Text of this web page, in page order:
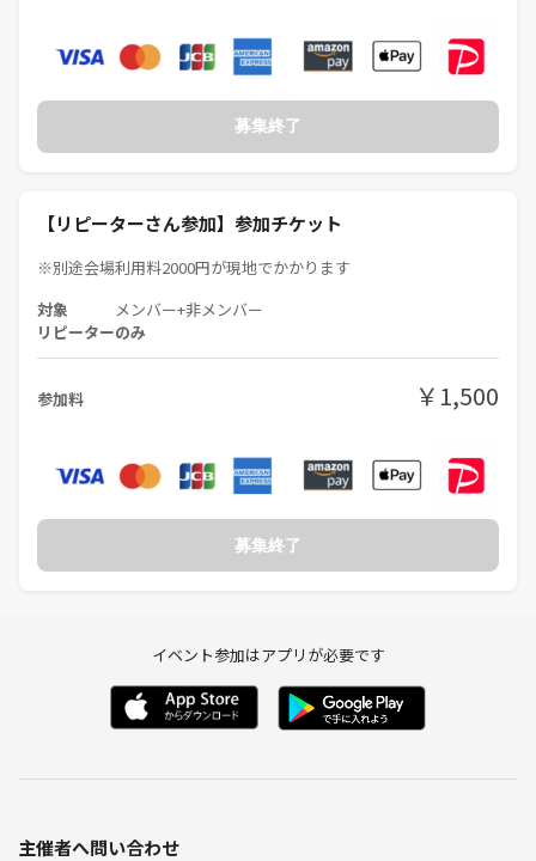
募集終了
【リピーターさん参加】参加チケット
※別途会場利用料2000円が現地でかかります
対象 メンバー+非メンバー
リピーターのみ
参加料 ￥1,500
募集終了
イベント参加はアプリが必要です
主催者へ問い合わせ